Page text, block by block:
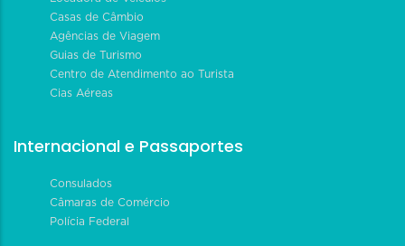
Casas de Câmbio
Agências de Viagem
Guias de Turismo
Centro de Atendimento ao Turista
Cias Aéreas
Internacional e Passaportes
Consulados
Câmaras de Comércio
Polícia Federal